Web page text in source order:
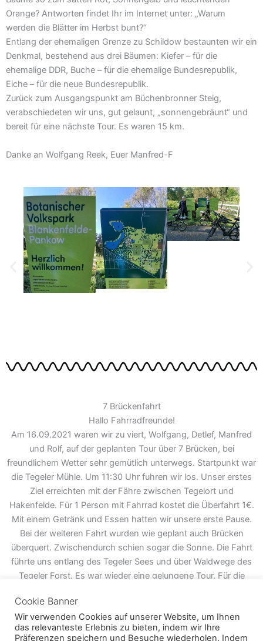
Orange? Antworten findet Ihr im Internet unter: „Warum
werden die Blätter im Herbst bunt?“
Entlang der ehemaligen Grenze zu Schildow bestaunten wir ein
Denkmal, bestehend aus drei Bäumen: Kiefer – für die
ehemalige DDR, Buche – für die ehemalige Bundesrepublik,
Eiche – für die neue Bundesrepublik.
Zurück zum Ausgangspunkt am Büchenbronner Steig,
verabschiedeten wir uns, gut gelaunt, „sonnengebräunt“ und
bereit für eine nächste Tour. Es waren 15 km.
Danke an Wolfgang Reek, Euer Manfred-F
7 Brückenfahrt
Hallo Fahrradfreunde!
Am 16.09.2021 waren wir zu viert, Wolfgang, Detlef, Manfred
und Rolf, auf der geplanten Tour über 7 Brücken, bei
freundlichem Wetter sehr gemütlich unterwegs. Startpunkt war
die Tegeler Mühle. Um 11:30 Uhr fuhren wir los. Unser erstes
Ziel erreichten mit der Fähre zwischen Tegelort und
Hakenfelde. Für 1 Person mit Fahrrad kostet die Überfahrt 1€.
Mit einem Getränk und Essen hatten wir unsere erste Pause.
Bei der weiteren Fahrt wurden wie geplant auch Brücken
überquert. Zwischendurch schien sogar die Sonne. Die Fahrt
führte uns entlang des Tegeler Sees und über Waldwege des
Tegeler Forst. Es war wieder eine gelungene Tour. Für die
weiteren Radfahrbegeisterten. Die nächste Tour wird es bereits
Anfang Oktober geben. Bei Interesse könnt ihr euch im Forum
informieren oder über das Kontaktformular melden.
Cookie Banner
Wir verwenden Cookies auf unserer Website, um Ihnen
das relevanteste Erlebnis zu bieten, indem wir Ihre
Präferenzen speichern und Besuche wiederholen. Indem